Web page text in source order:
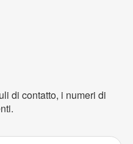
di contatto, i numeri di